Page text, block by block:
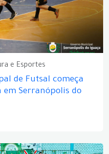
e Esportes
de Futsal começa
Serranópolis do